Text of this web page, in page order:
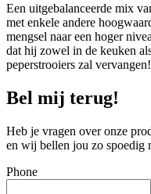
Een uitgebalanceerde mix
met enkele andere
mengsel naar een hoger
dat hij zowel in de keuken
peperstrooiers zal vervangen!
Bel mij terug!
Heb je vragen over onze
en wij bellen jou zo spoedig
Phone